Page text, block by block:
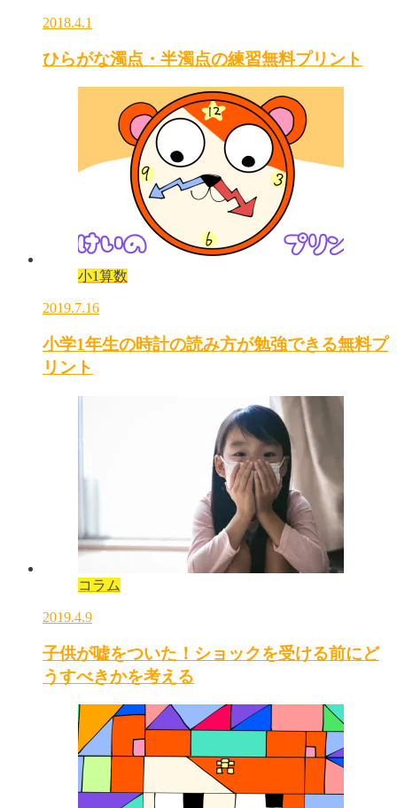
2018.4.1
ひらがな濁点・半濁点の練習無料プリント
小1算数
2019.7.16
小学1年生の時計の読み方が勉強できる無料プ
リント
コラム
2019.4.9
子供が嘘をついた！ショックを受ける前にど
うすべきかを考える